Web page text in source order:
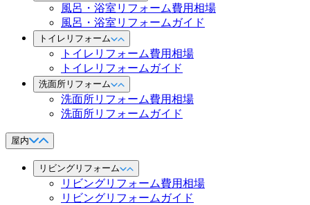
風呂・浴室リフォーム費用相場
風呂・浴室リフォームガイド
トイレリフォーム
トイレリフォーム費用相場
トイレリフォームガイド
洗面所リフォーム
洗面所リフォーム費用相場
洗面所リフォームガイド
屋内
リビングリフォーム
リビングリフォーム費用相場
リビングリフォームガイド